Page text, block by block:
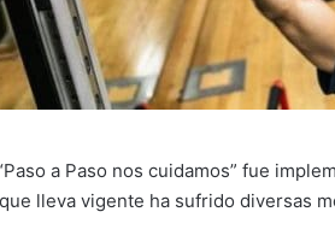
a Paso nos cuidamos” fue
lleva vigente ha sufrido diversas